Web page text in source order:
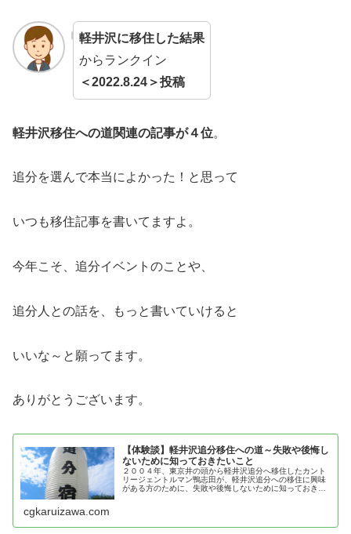
軽井沢に移住した結果
からランクイン
＜2022.8.24＞投稿
軽井沢移住への道関連の記事が４位。
追分を選んで本当によかった！と思って
いつも移住記事を書いてますよ。
今年こそ、追分イベントのことや、
追分人との話を、もっと書いていけると
いいな～と願ってます。
ありがとうございます。
【体験談】軽井沢追分移住への道～失敗や後悔し
ないために知っておきたいこと
２００４年、東京井の頭から軽井沢追分へ移住したカント
リージェントルマン鴨志田が、軽井沢追分への移住に興味
がある方のために、失敗や後悔しないために知っておきた
cgkaruizawa.com